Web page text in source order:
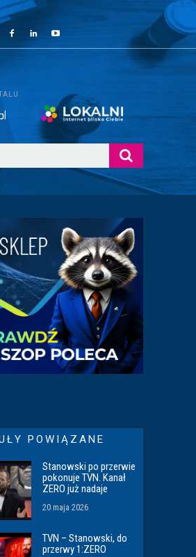
POWIĄZANE
Stanowski po przerwie
pokonuje TVN. Kanał
ZERO już nadaje
20 maja 2026
TVN – Stanowski, do
przerwy 1:ZERO